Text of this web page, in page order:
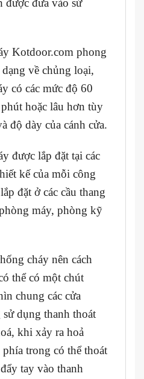
đưa vào sử
Kotdoor.com phong
về chủng loại,
có các mức độ 60
hoặc lâu hơn tùy
độ dày của cánh cửa.
được lắp đặt tại các
kế của mỗi công
đặt ở các cầu thang
máy, phòng kỹ
cháy nên cách
thể có một chút
chung các cửa
dụng thanh thoát
khi xảy ra hoả
trong có thể thoát
tay vào thanh